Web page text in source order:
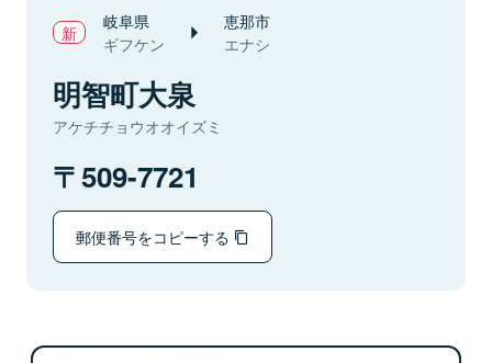
岐阜県
ギフケン
恵那市
エナシ
明智町大泉
アケチチョウオオイズミ
509-7721
郵便番号をコピーする